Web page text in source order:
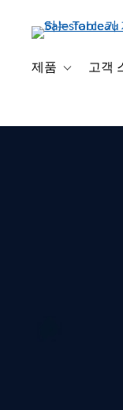
건
제품 Toggle sub-
고객